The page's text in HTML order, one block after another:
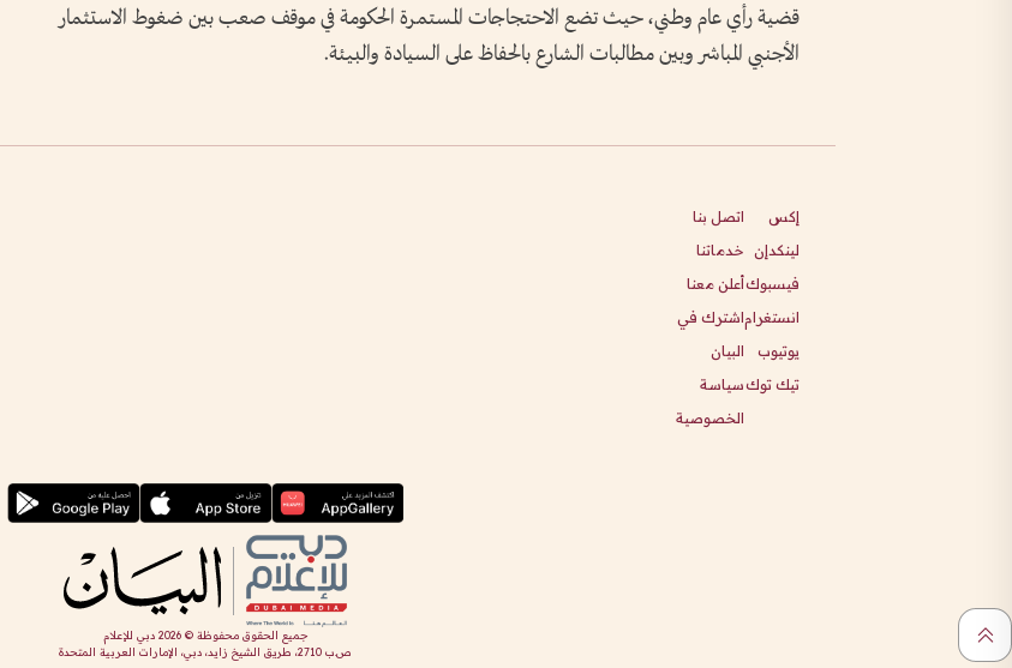
قضية رأي عام وطني، حيث تضع الاحتجاجات المستمرة الحكومة في موقف صعب بين ضغوط الاستثمار
الأجنبي المباشر وبين مطالبات الشارع بالحفاظ على السيادة والبيئة.
إكس
لينكدإن
فيسبوك
انستغرام
يوتيوب
تيك توك
اتصل بنا
خدماتنا
أعلن معنا
اشترك في
البيان
سياسة
الخصوصية
جميع الحقوق محفوظة ©2026 دبي للإعلام
ص.ب 2710، طريق الشيخ زايد، دبي، الإمارات العربية المتحدة